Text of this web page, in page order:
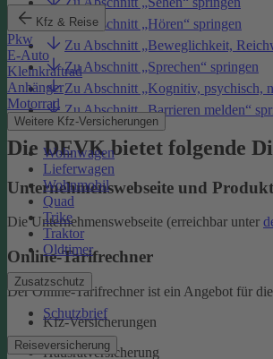
Kfz & Reise
Pkw
E-Auto
Kleinkraftrad
Anhänger
Motorrad
Weitere Kfz-Versicherungen
Wohnwagen
Lieferwagen
Wohnmobil
Quad
Trike
Traktor
Oldtimer
Zusatzschutz
Schutzbrief
Reiseversicherung
Zu Abschnitt „Hören“ springen
Zu Abschnitt „Beweglichkeit,
Zu Abschnitt „Sprechen“ springen
Zu Abschnitt „Kognitiv, psychisch,
Zu Abschnitt „Barrieren melden“
Die DEVK bietet folgende
Unternehmenswebseite und
Die Unternehmenswebseite (erreichbar unter
Online-Tarifrechner
Der Online-Tarifrechner ist ein Angebot für
Kfz-Versicherungen
Hausratversicherung